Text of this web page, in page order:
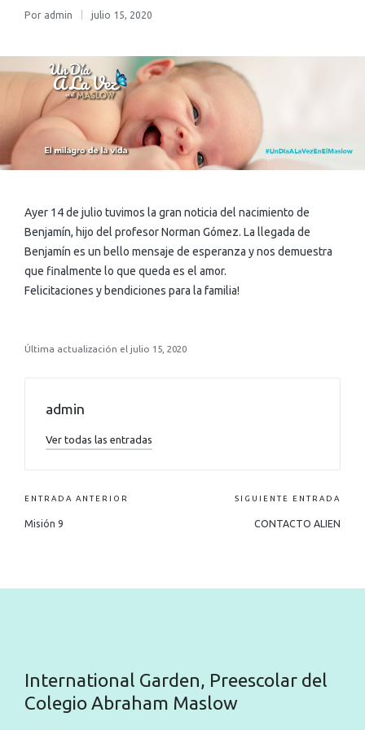
Por admin julio 15, 2020
Ayer 14 de julio tuvimos la gran noticia del nacimiento de
Benjamín, hijo del profesor Norman Gómez. La llegada de
Benjamín es un bello mensaje de esperanza y nos demuestra
que finalmente lo que queda es el amor.
Felicitaciones y bendiciones para la familia!
Última actualización el julio 15, 2020
admin
Ver todas las entradas
ENTRADA ANTERIOR
Misión 9
SIGUIENTE ENTRADA
CONTACTO ALIEN
International Garden, Preescolar del
Colegio Abraham Maslow